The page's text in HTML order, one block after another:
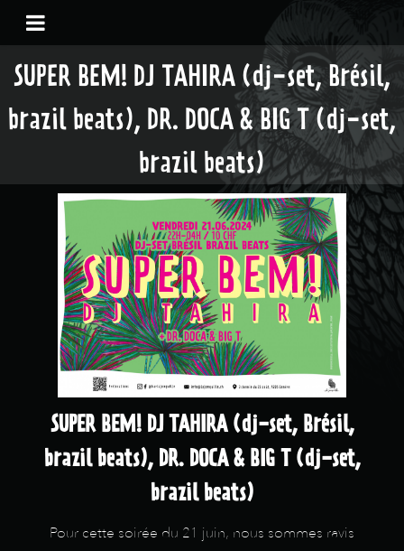
SUPER BEM! DJ TAHIRA (dj-set, Brésil,
brazil beats), DR. DOCA & BIG T (dj-set,
brazil beats)
SUPER BEM! DJ TAHIRA (dj-set, Brésil,
brazil beats), DR. DOCA & BIG T (dj-set,
brazil beats)
Pour cette soirée du 21 juin, nous sommes ravis